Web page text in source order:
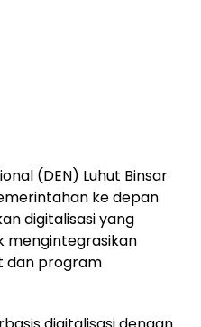
(DEN) Luhut Binsar
ke depan
digitalisasi yang
mengintegrasikan
dan program